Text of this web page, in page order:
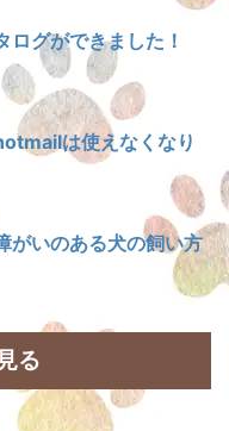
ログができました！
は使えなくなり
がいのある犬の飼い方
る